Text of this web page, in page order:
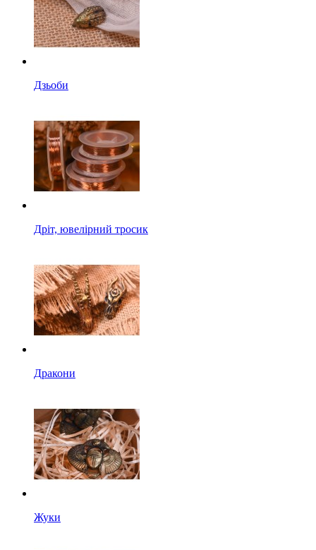
Дзьоби
Дріт, ювелірний тросик
Дракони
Жуки